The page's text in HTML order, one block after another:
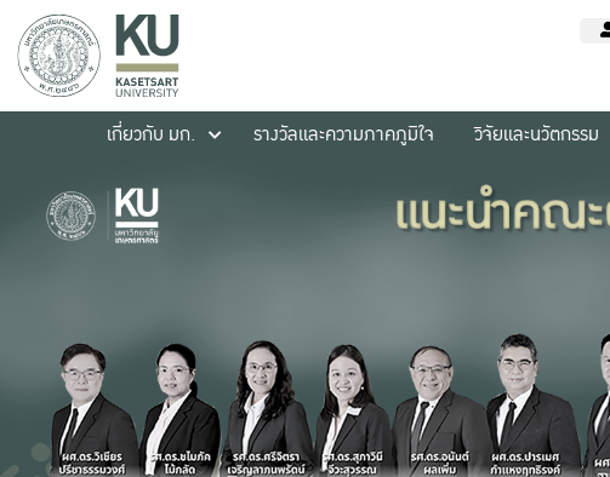
เกี่ยวกับ มก.
รางวัลและความภาคภูมิใจ วิจัยและนวัตกรรม